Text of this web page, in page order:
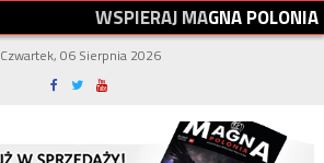
WSPIERAJMAGNAPOLONIA
Czwartek, 06 Sierpnia 2026